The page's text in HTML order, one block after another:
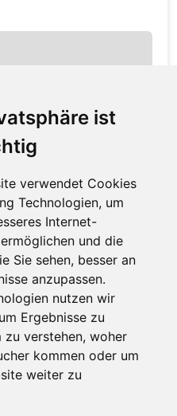
ist
verwendet Cookies
Technologien, um
Internet-
und die
Sie sehen, besser an
anzupassen.
nutzen wir
Ergebnisse zu
zu verstehen, woher
kommen oder um
weiter zu
(Nr 7-10),by the
am See